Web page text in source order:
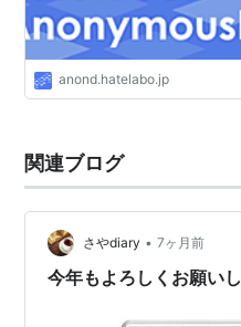
anond.hatelabo.jp
関連ブログ
さやdiary • 7ヶ月前
今年もよろしくお願い